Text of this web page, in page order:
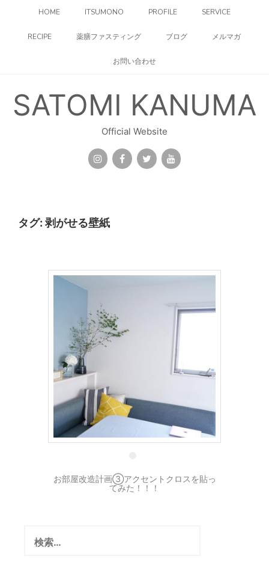
HOME ITSUMONO PROFILE SERVICE
RECIPE 薬膳ファスティング ブログ メルマガ
お問い合わせ
SATOMI KANUMA
Official Website
タグ: 剥がせる壁紙
お部屋改造計画③アクセントクロスを貼っ
てみた！！！